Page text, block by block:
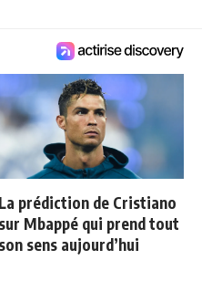
La prédiction de Cristiano
sur Mbappé qui prend tout
son sens aujourd’hui